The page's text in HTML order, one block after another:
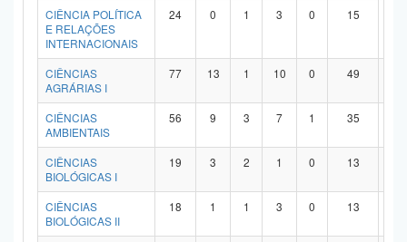
CIÊNCIA POLÍTICA
E RELAÇÕES
INTERNACIONAIS
24 0 1 3 0 15
CIÊNCIAS
AGRÁRIAS I
77 13 1 10 0 49
CIÊNCIAS
AMBIENTAIS
56 9 3 7 1 35
CIÊNCIAS
BIOLÓGICAS I
19 3 2 1 0 13
CIÊNCIAS
BIOLÓGICAS II
18 1 1 3 0 13